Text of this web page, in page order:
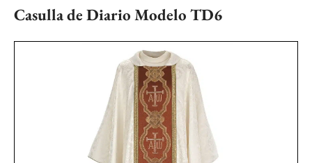
Casulla de Diario Modelo TD6